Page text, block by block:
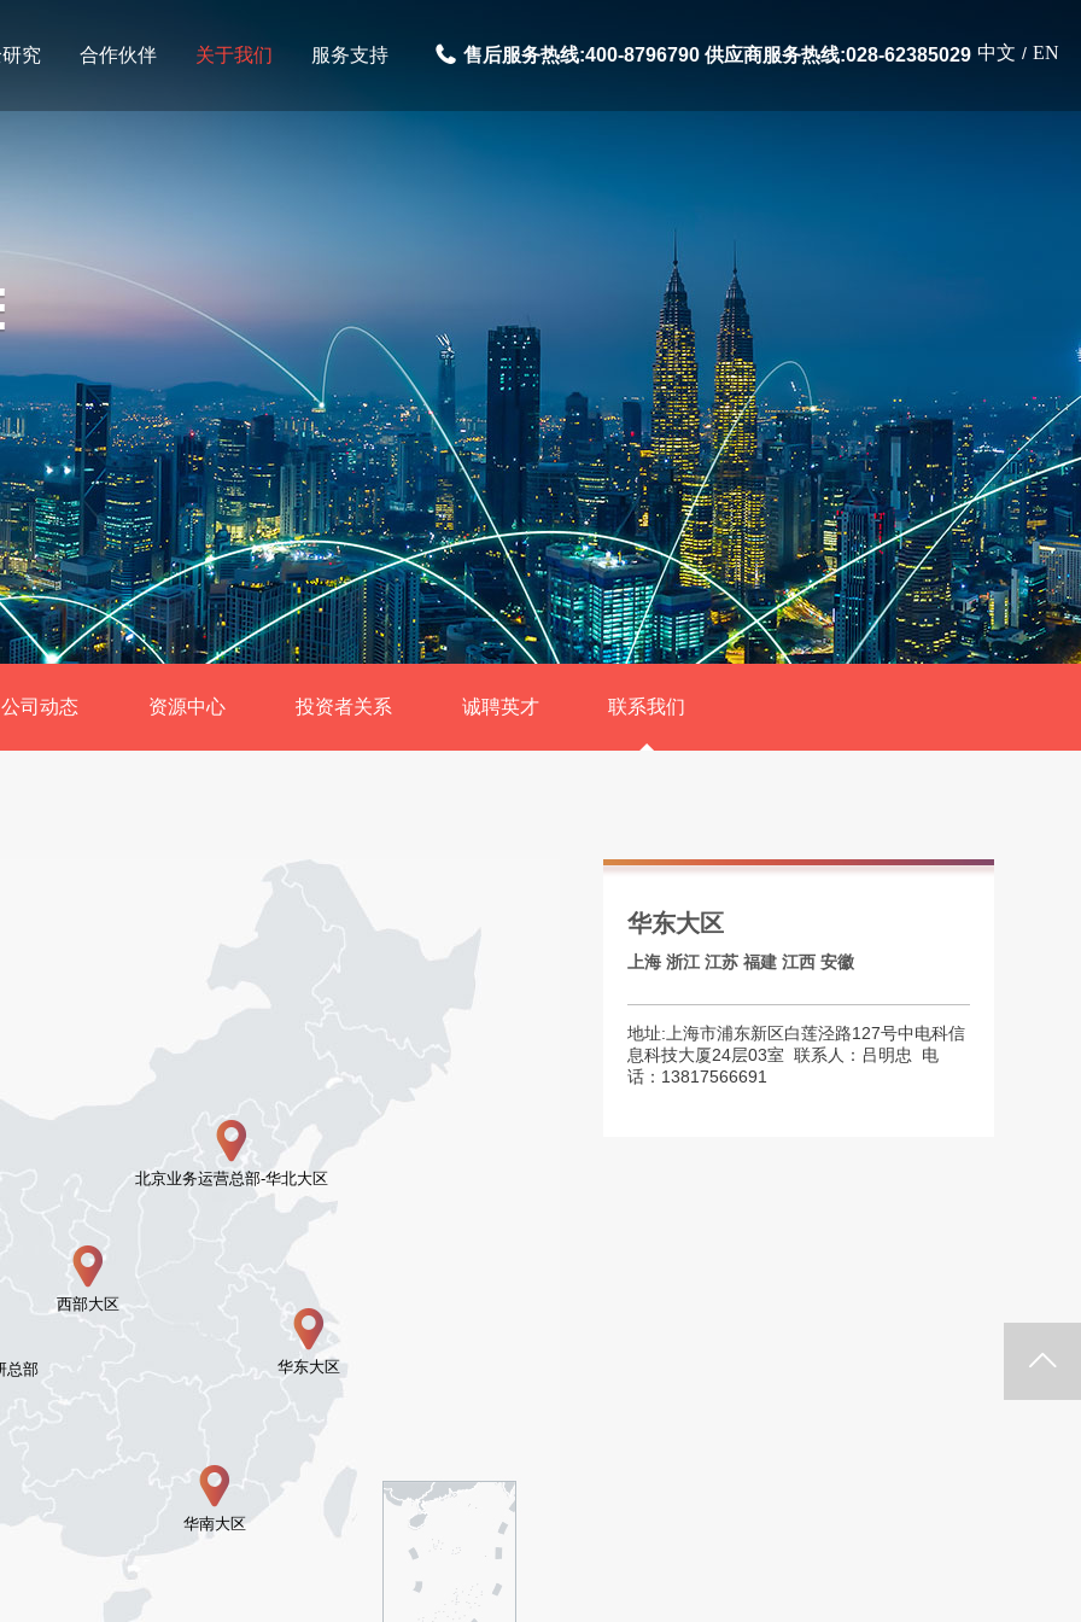
究 合作伙伴 关于我们 服务支持 售后服务热线:400-8796790 供应商服务热线:028-62385029 中文 / EN
公司动态 资源中心 投资者关系 诚聘英才 联系我们
北京业务运营总部-华北大区
华东大区
华南大区
西部大区
总部
华东大区
上海 浙江 江苏 福建 江西 安徽
地址:上海市浦东新区白莲泾路127号中电科信
息科技大厦24层03室  联系人：吕明忠  电
话：13817566691